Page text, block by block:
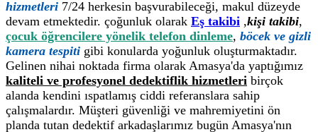
hizmetleri 7/24 herkesin başvurabileceği, makul düzeyde
devam etmektedir. çoğunluk olarak Eş takibi ,kişi takibi,
çocuk öğrencilere yönelik telefon dinleme, böcek ve gizli
kamera tespiti gibi konularda yoğunluk oluşturmaktadır.
Gelinen nihai noktada firma olarak Amasya'da yaptığımız
kaliteli ve profesyonel dedektiflik hizmetleri birçok
alanda kendini ıspatlamış ciddi referanslara sahip
çalışmalardır. Müşteri güvenliği ve mahremiyetini ön
planda tutan dedektif arkadaşlarımız bugün Amasya'nın